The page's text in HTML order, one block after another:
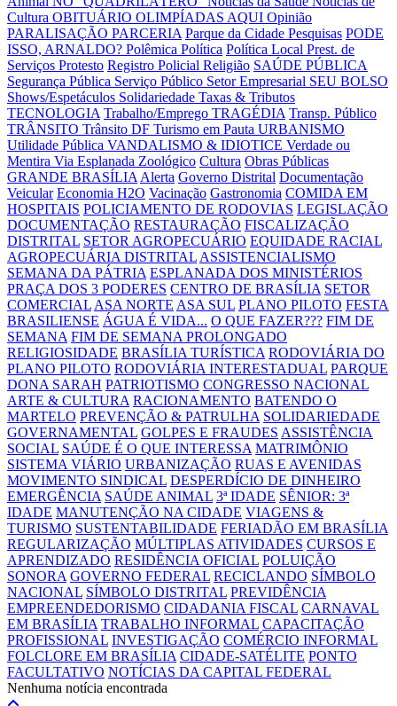
Cultura OBITUÁRIO OLIMPÍADAS AQUI Opinião
PARALISAÇÃO PARCERIA Parque da Cidade Pesquisas PODE
ISSO, ARNALDO? Polêmica Política Política Local Prest. de
Serviços Protesto Registro Policial Religião SAÚDE PÚBLICA
Segurança Pública Serviço Público Setor Empresarial SEU BOLSO
Shows/Espetáculos Solidariedade Taxas & Tributos
TECNOLOGIA Trabalho/Emprego TRAGÉDIA Transp. Público
TRÂNSITO Trânsito DF Turismo em Pauta URBANISMO
Utilidade Pública VANDALISMO & IDIOTICE Verdade ou
Mentira Via Esplanada Zoológico Cultura Obras Públicas
GRANDE BRASÍLIAAlerta Governo Distrital Documentação
Veicular Economia H2O Vacinação Gastronomia COMIDA EM
HOSPITAIS POLICIAMENTO DE RODOVIAS LEGISLAÇÃO
DOCUMENTAÇÃO RESTAURAÇÃO FISCALIZAÇÃO
DISTRITAL SETOR AGROPECUÁRIO EQUIDADE RACIAL
AGROPECUÁRIA DISTRITALASSISTENCIALISMO
SEMANA DA PÁTRIA ESPLANADA DOS MINISTÉRIOS
PRAÇA DOS 3 PODERES CENTRO DE BRASÍLIA SETOR
COMERCIALASA NORTE ASA SUL PLANO PILOTO FESTA
BRASILIENSE ÁGUA É VIDA... O QUE FAZER??? FIM DE
SEMANA FIM DE SEMANA PROLONGADO
RELIGIOSIDADE BRASÍLIA TURÍSTICA RODOVIÁRIA DO
PLANO PILOTO RODOVIÁRIA INTERESTADUAL PARQUE
DONA SARAH PATRIOTISMO CONGRESSO NACIONAL
ARTE & CULTURA RACIONAMENTO BATENDO O
MARTELO PREVENÇÃO & PATRULHA SOLIDARIEDADE
GOVERNAMENTAL GOLPES E FRAUDES ASSISTÊNCIA
SOCIAL SAÚDE É O QUE INTERESSA MATRIMÔNIO
SISTEMA VIÁRIO URBANIZAÇÃO RUAS E AVENIDAS
MOVIMENTO SINDICAL DESPERDÍCIO DE DINHEIRO
EMERGÊNCIA SAÚDE ANIMAL 3ª IDADE SÊNIOR: 3ª
IDADE MANUTENÇÃO NA CIDADE VIAGENS &
TURISMO SUSTENTABILIDADE FERIADÃO EM BRASÍLIA
REGULARIZAÇÃO MÚLTIPLAS ATIVIDADES CURSOS E
APRENDIZADO RESIDÊNCIA OFICIAL POLUIÇÃO
SONORA GOVERNO FEDERAL RECICLANDO SÍMBOLO
NACIONAL SÍMBOLO DISTRITAL PREVIDÊNCIA
EMPREENDEDORISMO CIDADANIA FISCAL CARNAVAL
EM BRASÍLIA TRABALHO INFORMAL CAPACITAÇÃO
PROFISSIONAL INVESTIGAÇÃO COMÉRCIO INFORMAL
FOLCLORE EM BRASÍLIA CIDADE-SATÉLITE PONTO
FACULTATIVO NOTÍCIAS DA CAPITAL FEDERAL
Nenhuma notícia encontrada